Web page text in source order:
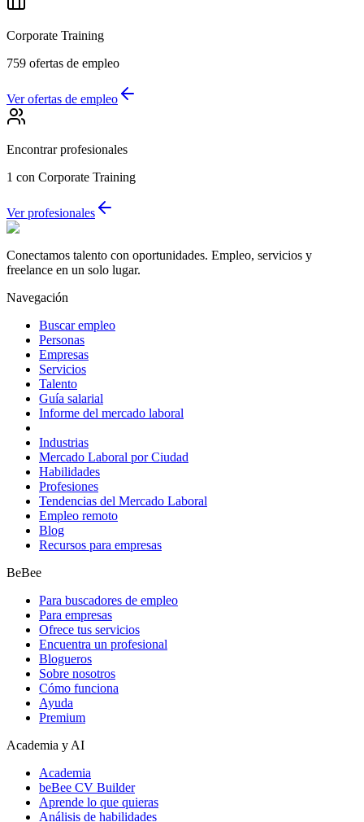
Corporate Training
759 ofertas de empleo
Ver ofertas de empleo
Encontrar profesionales
1 con Corporate Training
Ver profesionales
Conectamos talento con oportunidades. Empleo, servicios y
freelance en un solo lugar.
Navegación
Buscar empleo
Personas
Empresas
Servicios
Talento
Guía salarial
Informe del mercado laboral
Industrias
Mercado Laboral por Ciudad
Habilidades
Profesiones
Tendencias del Mercado Laboral
Empleo remoto
Blog
Recursos para empresas
BeBee
Para buscadores de empleo
Para empresas
Ofrece tus servicios
Encuentra un profesional
Blogueros
Sobre nosotros
Cómo funciona
Ayuda
Premium
Academia y AI
Academia
beBee CV Builder
Aprende lo que quieras
Análisis de habilidades